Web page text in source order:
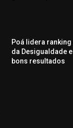
Poá lidera ranking
da Desigualdade
bons resultados